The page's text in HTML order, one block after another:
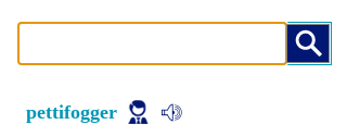
pettifogger